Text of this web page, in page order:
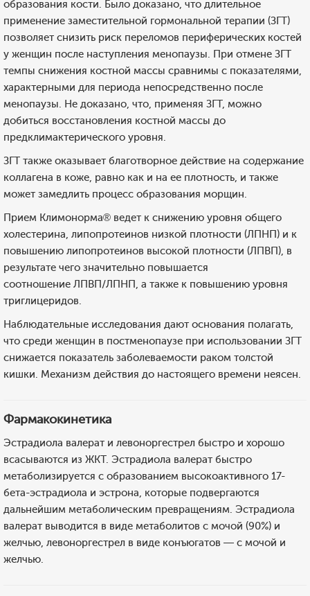
образования кости. Было доказано, что длительное
применение заместительной гормональной терапии (ЗГТ)
позволяет снизить риск переломов периферических костей
у женщин после наступления менопаузы. При отмене ЗГТ
темпы снижения костной массы сравнимы с показателями,
характерными для периода непосредственно после
менопаузы. Не доказано, что, применяя ЗГТ, можно
добиться восстановления костной массы до
предклимактерического уровня.
ЗГТ также оказывает благотворное действие на содержание
коллагена в коже, равно как и на ее плотность, и также
может замедлить процесс образования морщин.
Прием Климонорма® ведет к снижению уровня общего
холестерина, липопротеинов низкой плотности (ЛПНП) и к
повышению липопротеинов высокой плотности (ЛПВП), в
результате чего значительно повышается
соотношение ЛПВП/ЛПНП, а также к повышению уровня
триглицеридов.
Наблюдательные исследования дают основания полагать,
что среди женщин в постменопаузе при использовании ЗГТ
снижается показатель заболеваемости раком толстой
кишки. Механизм действия до настоящего времени неясен.
Фармакокинетика
Эстрадиола валерат и левоноргестрел быстро и хорошо
всасываются из ЖКТ. Эстрадиола валерат быстро
метаболизируется с образованием высокоактивного 17-
бета-эстрадиола и эстрона, которые подвергаются
дальнейшим метаболическим превращениям. Эстрадиола
валерат выводится в виде метаболитов с мочой (90%) и
желчью, левоноргестрел в виде конъюгатов — с мочой и
желчью.